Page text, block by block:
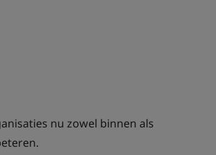
nu zowel binnen als